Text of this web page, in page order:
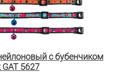
с бубенчиком
5627